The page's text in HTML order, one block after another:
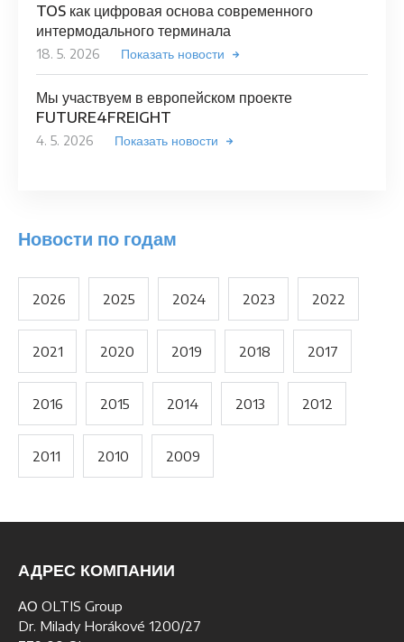
TOS как цифровая основа современного
интермодального терминала
18. 5. 2026 Показать новости
Мы участвуем в европейском проекте
FUTURE4FREIGHT
4. 5. 2026 Показать новости
Новости по годам
2026 2025 2024 2023 2022
2021 2020 2019 2018 2017
2016 2015 2014 2013 2012
2011 2010 2009
АДРЕС КОМПАНИИ
АО OLTIS Group
Dr. Milady Horákové 1200/27